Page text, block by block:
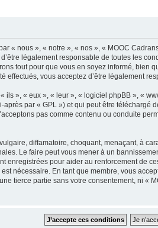
« nous », « notre », « nos », « MOOC
légalement responsable de toutes les
tout pour que vous en soyez informé, bien
effectués, vous acceptez d’être légalement
ils », « eux », « leur », « logiciel phpBB », «
après par « GPL ») et qui peut être téléchargé
pas comme contenu ou conduite
diffamatoire, choquant, menaçant, à
Le faire peut vous mener à un
enregistrées pour aider au renforcement de
nécessaire. En tant que membre, vous
tierce partie sans votre consentement, ni «